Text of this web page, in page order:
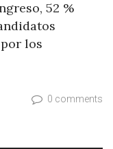
52 %
los
0 comments